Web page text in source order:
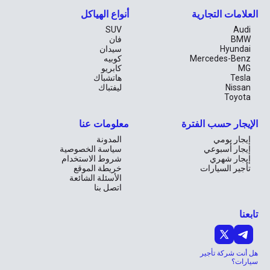
العلامات التجارية
Audi
BMW
Hyundai
Mercedes-Benz
MG
Tesla
Nissan
Toyota
أنواع الهياكل
SUV
فان
سيدان
كوبيه
كابريو
هاتشباك
ليفتباك
الإيجار حسب الفترة
إيجار يومي
إيجار أسبوعي
إيجار شهري
تأجير السيارات
معلومات عنا
المدونة
سياسة الخصوصية
شروط الاستخدام
خريطة الموقع
الأسئلة الشائعة
اتصل بنا
تابعنا
هل أنت شركة تأجير
سيارات؟